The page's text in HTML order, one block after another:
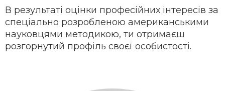
В результаті оцінки професійних інтересів за
спеціально розробленою американськими
науковцями методикою, ти отримаєш
розгорнутий профіль своєї особистості.